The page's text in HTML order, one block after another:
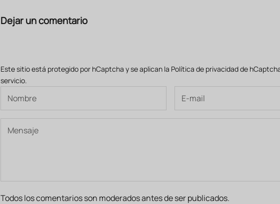
Dejar un comentario
Este sitio está protegido por hCaptcha y se aplican la Política de privacidad de
servicio.
Todos los comentarios son moderados antes de ser publicados.